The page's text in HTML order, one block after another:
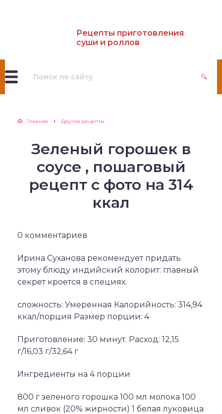
Рецепты приготовления
суши и роллов
Главная Другие рецепты
Зеленый горошек в
соусе , пошаговый
рецепт с фото на 314
ккал
0 комментариев
Ирина Суханова рекомендует придать
этому блюду индийский колорит: главный
секрет кроется в специях.
сложность: Умеренная Калорийность: 314,94
ккал/порция Размер порции: 4
Приготовление: 30 минут. Расход: 12,15
г/16,03 г/32,64 г
Ингредиенты на 4 порции
800 г зеленого горошка 100 мл молока 100
мл сливок (20% жирности) 1 белая луковица